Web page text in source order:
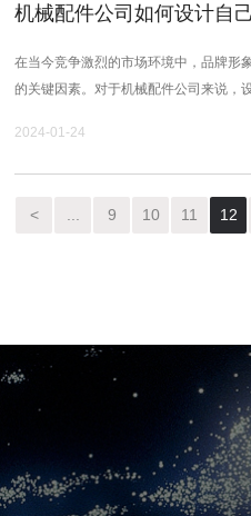
机械配件公司如何设计自
在当今竞争激烈的市场环境中，品牌形
的关键因素。对于机械配件公司来说，
2024-01-24
< 9 10 11 12